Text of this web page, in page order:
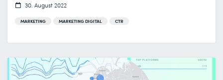
30. August 2022
MARKETING MARKETING DIGITAL CTR